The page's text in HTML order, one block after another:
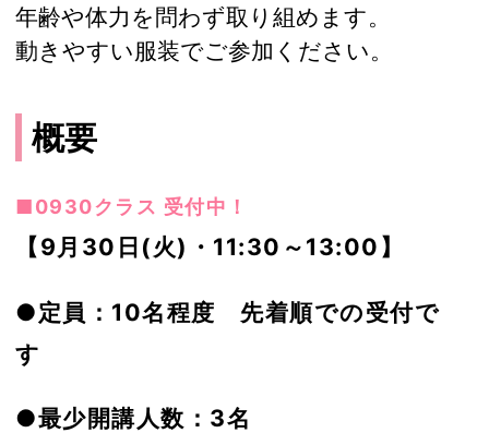
年齢や体力を問わず取り組めます。
動きやすい服装でご参加ください。
概要
■0930クラス 受付中！
【9月30日(火)・11:30～13:00】
●定員：10名程度 先着順での受付で
す
●最少開講人数：3名